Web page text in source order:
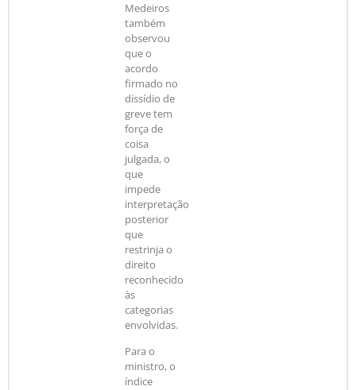
Medeiros
também
observou
que o
acordo
firmado no
dissídio de
greve tem
força de
coisa
julgada, o
que
impede
interpretação
posterior
que
restrinja o
direito
reconhecido
às
categorias
envolvidas.
Para o
ministro, o
índice